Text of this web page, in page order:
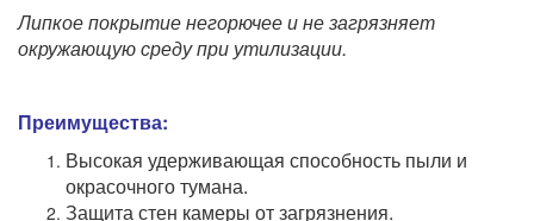
Липкое покрытие негорючее и не загрязняет
окружающую среду при утилизации.
Преимущества:
Высокая удерживающая способность пыли и
окрасочного тумана.
Защита стен камеры от загрязнения.